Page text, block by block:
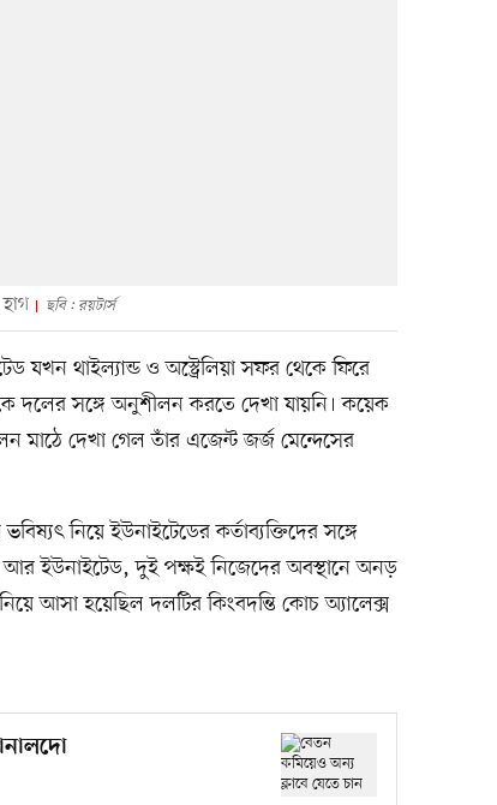
ছবি : রয়টার্স
যখন থাইল্যান্ড ও অস্ট্রেলিয়া সফর থেকে ফিরে
সঙ্গে অনুশীলন করতে দেখা যায়নি। কয়েক
দেখা গেল তাঁর এজেন্ট জর্জ মেন্দেসের
নিয়ে ইউনাইটেডের কর্তাব্যক্তিদের সঙ্গে
ইউনাইটেড, দুই পক্ষই নিজেদের অবস্থানে অনড়
আসা হয়েছিল দলটির কিংবদন্তি কোচ অ্যালেক্স